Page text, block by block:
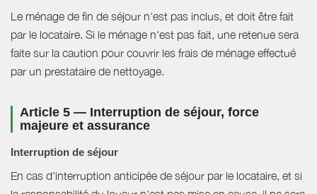
Le ménage de fin de séjour n'est pas inclus, et doit être fait
par le locataire. Si le ménage n'est pas fait, une retenue sera
faite sur la caution pour couvrir les frais de ménage effectué
par un prestataire de nettoyage.
Article 5 — Interruption de séjour, force
majeure et assurance
Interruption de séjour
En cas d'interruption anticipée de séjour par le locataire, et si